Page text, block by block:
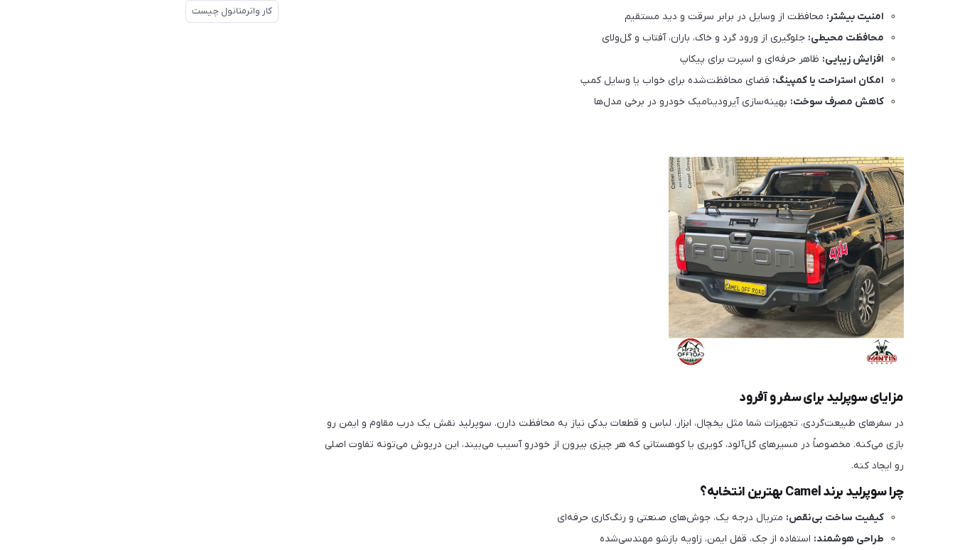
امنیت بیشتر: محافظت از وسایل در برابر سرقت و دید مستقیم
محافظت محیطی: جلوگیری از ورود گرد و خاک، باران، آفتاب و گل‌ولای
افزایش زیبایی: ظاهر حرفه‌ای و اسپرت برای پیکاپ
امکان استراحت یا کمپینگ: فضای محافظت‌شده برای خواب یا وسایل کمپ
کاهش مصرف سوخت: بهینه‌سازی آیرودینامیک خودرو در برخی مدل‌ها
مزایای سوپرلید برای سفر و آفرود
در سفرهای طبیعت‌گردی، تجهیزات شما مثل یخچال، ابزار، لباس و قطعات یدکی نیاز به محافظت دارن. سوپرلید نقش یک درب مقاوم و ایمن رو
بازی می‌کنه. مخصوصاً در مسیرهای گل‌آلود، کویری یا کوهستانی که هر چیزی بیرون از خودرو آسیب می‌بیند، این درپوش می‌تونه تفاوت اصلی
رو ایجاد کنه.
چرا سوپرلید برند Camel بهترین انتخابه؟
کیفیت ساخت بی‌نقص: متریال درجه یک، جوش‌های صنعتی و رنگ‌کاری حرفه‌ای
طراحی هوشمند: استفاده از جک، قفل ایمن، زاویه بازشو مهندسی‌شده
کار واترمتانول چیست